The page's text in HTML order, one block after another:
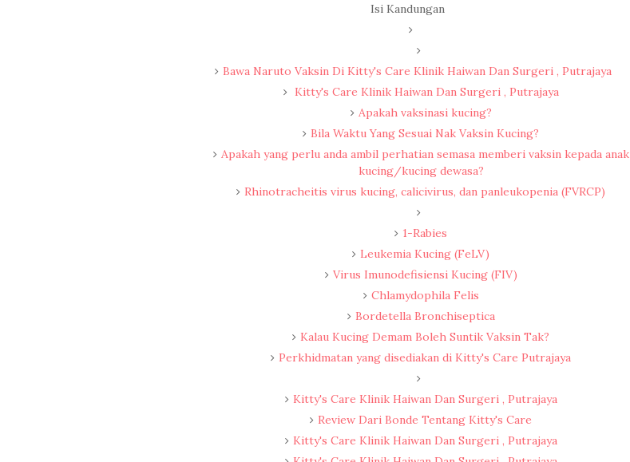
Isi Kandungan
Bawa Naruto Vaksin Di Kitty's Care Klinik Haiwan Dan Surgeri , Putrajaya
Kitty's Care Klinik Haiwan Dan Surgeri , Putrajaya
Apakah vaksinasi kucing?
Bila Waktu Yang Sesuai Nak Vaksin Kucing?
Apakah yang perlu anda ambil perhatian semasa memberi vaksin kepada anak
kucing/kucing dewasa?
Rhinotracheitis virus kucing, calicivirus, dan panleukopenia (FVRCP)
1-Rabies
Leukemia Kucing (FeLV)
Virus Imunodefisiensi Kucing (FIV)
Chlamydophila Felis
Bordetella Bronchiseptica
Kalau Kucing Demam Boleh Suntik Vaksin Tak?
Perkhidmatan yang disediakan di Kitty's Care Putrajaya
Kitty's Care Klinik Haiwan Dan Surgeri , Putrajaya
Review Dari Bonde Tentang Kitty's Care
Kitty's Care Klinik Haiwan Dan Surgeri , Putrajaya